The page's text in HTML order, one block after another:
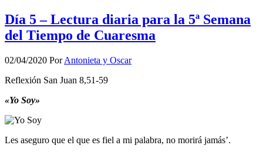
Día 5 – Lectura diaria para la 5ª Semana
del Tiempo de Cuaresma
02/04/2020 PorAntonieta y Oscar
Reflexión San Juan 8,51-59
«Yo Soy»
Les aseguro que el que es fiel a mi palabra, no morirá jamás’.